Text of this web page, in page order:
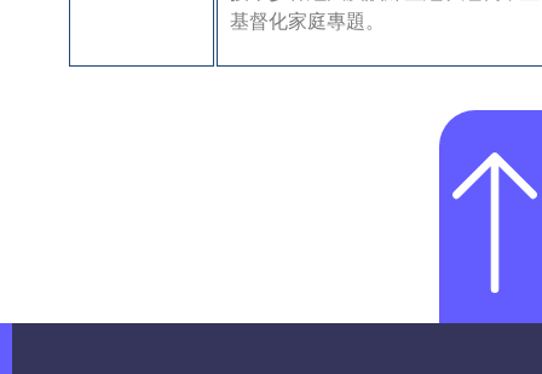
基督化家庭專題。